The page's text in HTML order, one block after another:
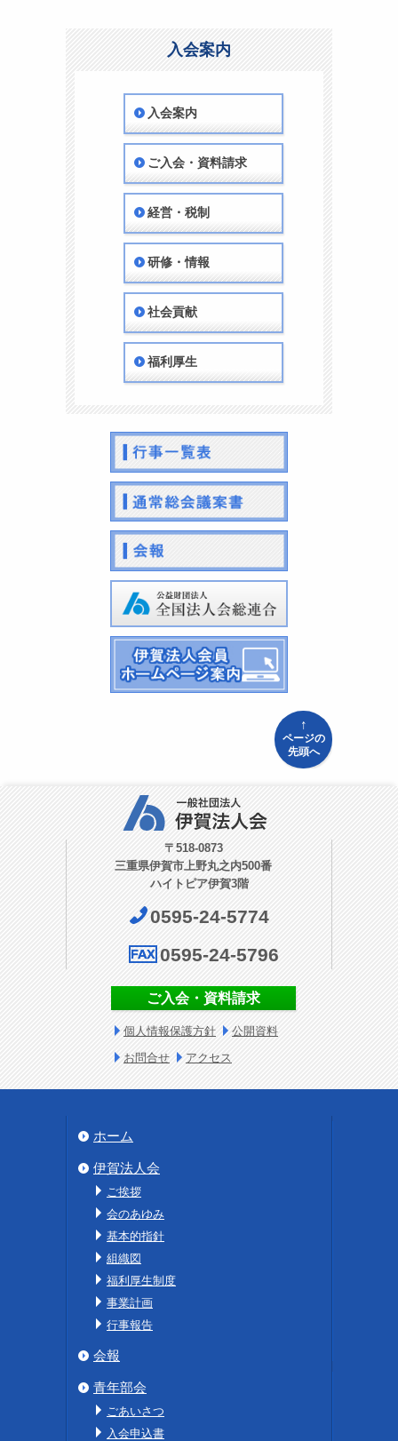
入会案内
入会案内
ご入会・資料請求
経営・税制
研修・情報
社会貢献
福利厚生
↑
ページの
先頭へ
〒518-0873
三重県伊賀市上野丸之内500番
ハイトピア伊賀3階
0595-24-5774
0595-24-5796
ご入会・資料請求
個人情報保護方針
公開資料
お問合せ
アクセス
ホーム
伊賀法人会
ご挨拶
会のあゆみ
基本的指針
組織図
福利厚生制度
事業計画
行事報告
会報
青年部会
ごあいさつ
入会申込書